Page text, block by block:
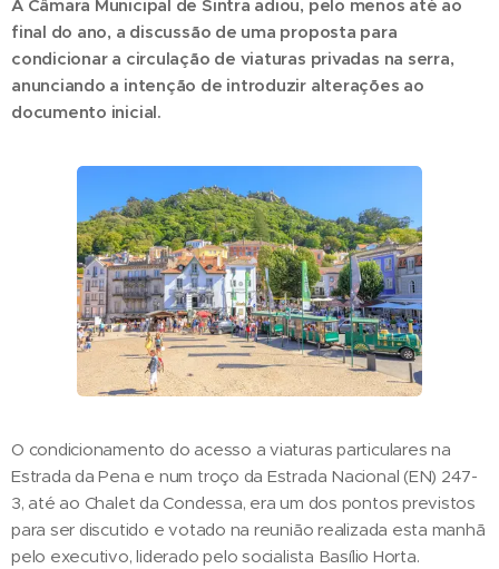
A Câmara Municipal de Sintra adiou, pelo menos até ao
final do ano, a discussão de uma proposta para
condicionar a circulação de viaturas privadas na serra,
anunciando a intenção de introduzir alterações ao
documento inicial.
O condicionamento do acesso a viaturas particulares na
Estrada da Pena e num troço da Estrada Nacional (EN) 247-
3, até ao Chalet da Condessa, era um dos pontos previstos
para ser discutido e votado na reunião realizada esta manhã
pelo executivo, liderado pelo socialista Basílio Horta.